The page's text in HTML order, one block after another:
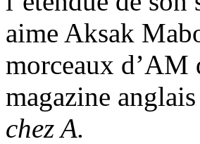
aime Aksak
morceaux d’AM
magazine
chez A.